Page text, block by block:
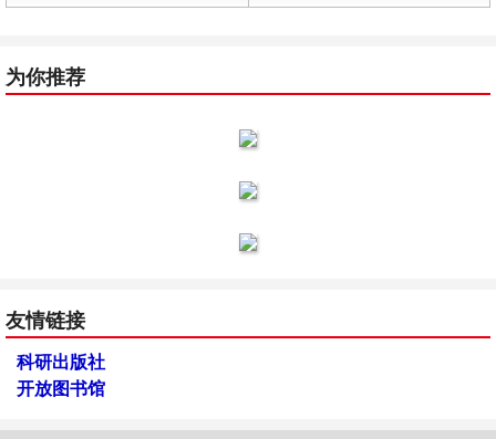
为你推荐
友情链接
科研出版社
开放图书馆